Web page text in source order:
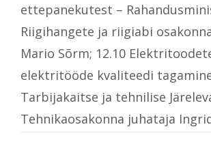
ettepanekutest –
Riigihangete ja riigiabi
Mario Sõrm; 12.10
elektritööde kvaliteedi
Tarbijakaitse ja tehnilise
Tehnikaosakonna juhataja